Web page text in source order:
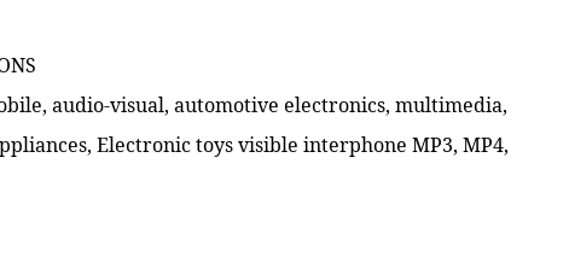
audio-visual, automotive electronics, multimedia,
Electronic toys visible interphone MP3, MP4,